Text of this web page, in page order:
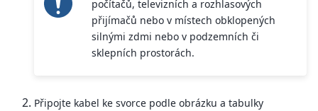
počítačů, televizních a rozhlasových
přijímačů nebo v místech obklopených
silnými zdmi nebo v podzemních či
sklepních prostorách.
Připojte kabel ke svorce podle obrázku a tabulky